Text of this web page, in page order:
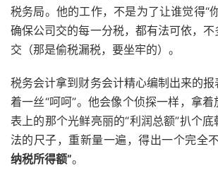
税务局。他的工作，不是为了让谁觉得“
确保公司交的每一分税，都有法可依，
交（那是偷税漏税，要坐牢的）。
税务会计拿到财务会计精心编制出来的
着一丝“呵呵”。他会像个侦探一样，拿
表上的那个光鲜亮丽的“利润总额”扒个
法的尺子，重新量一遍，得出一个完
纳税所得额”。